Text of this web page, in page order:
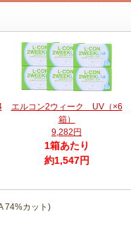
エルコン2ウィーク UV（×6
箱）
9,282円
1箱あたり
約1,547円
74%カット)